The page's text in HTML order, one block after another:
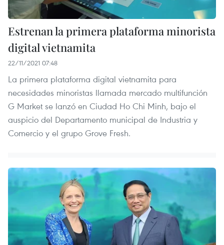
Estrenan la primera plataforma minorista
digital vietnamita
22/11/2021 07:48
La primera plataforma digital vietnamita para
necesidades minoristas llamada mercado multifunción
G Market se lanzó en Ciudad Ho Chi Minh, bajo el
auspicio del Departamento municipal de Industria y
Comercio y el grupo Grove Fresh.